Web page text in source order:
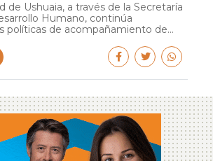
de Ushuaia, a través de la Secretaría
Humano, continúa
políticas de acompañamiento de...